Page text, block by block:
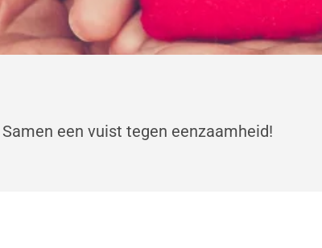
een vuist tegen eenzaamheid!